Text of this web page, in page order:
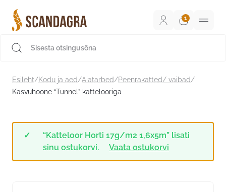
sisu
juurde
Esileht/Kodu ja aed/Aiatarbed/Peenrakatted/ vaibad/
Kasvuhoone “Tunnel” kattelooriga
“Katteloor Horti 17g/m2 1,6x5m” lisati
sinu ostukorvi.
Vaata ostukorvi